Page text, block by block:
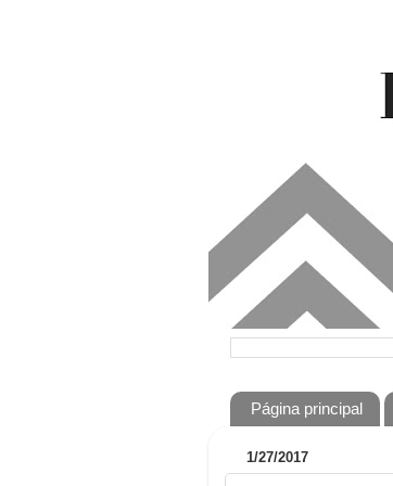
Página principal
1/27/2017